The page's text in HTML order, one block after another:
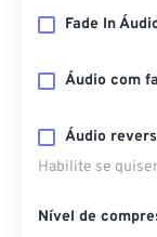
Fade In
Áudio com
Áudio
Habilite se
Nível de